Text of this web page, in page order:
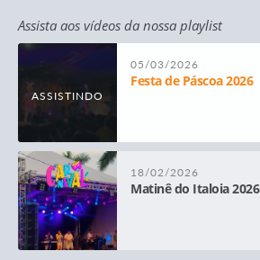
Assista aos vídeos da nossa playlist
ASSISTINDO
05/03/2026
Festa de Páscoa 2026
18/02/2026
Matinê do Italoia 2026